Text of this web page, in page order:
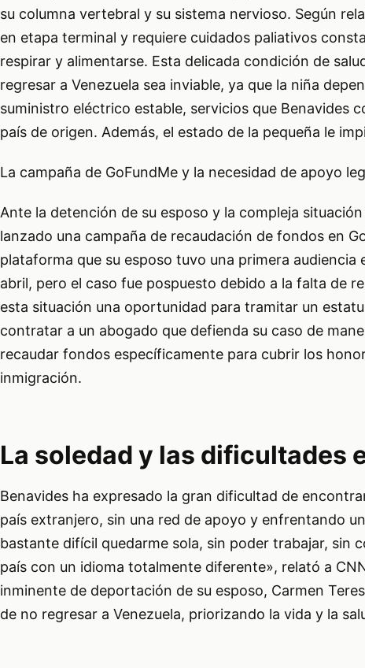
su columna vertebral y su sistema nervioso. Según
en etapa terminal y requiere cuidados paliativos
respirar y alimentarse. Esta delicada condición de
regresar a Venezuela sea inviable, ya que la niña
suministro eléctrico estable, servicios que Benavides
país de origen. Además, el estado de la pequeña le
La campaña de GoFundMe y la necesidad de apoyo
Ante la detención de su esposo y la compleja
lanzado una campaña de recaudación de fondos en
plataforma que su esposo tuvo una primera
abril, pero el caso fue pospuesto debido a la falta de
esta situación una oportunidad para tramitar un
contratar a un abogado que defienda su caso de
recaudar fondos específicamente para cubrir los
inmigración.
La soledad y las dificultades
Benavides ha expresado la gran dificultad de
país extranjero, sin una red de apoyo y enfrentando
bastante difícil quedarme sola, sin poder trabajar, sin
país con un idioma totalmente diferente», relató a
inminente de deportación de su esposo, Carmen
de no regresar a Venezuela, priorizando la vida y la